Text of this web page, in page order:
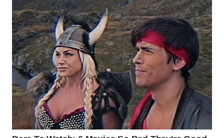
WN
SIMALUNGUN
WN
LABUHANBATU
WN
TAPANULI
TENGAH
WN DELI